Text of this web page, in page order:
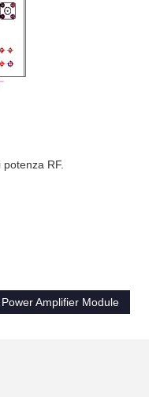
RF.
Power Amplifier Module